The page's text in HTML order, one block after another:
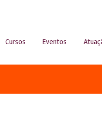
Cursos Eventos